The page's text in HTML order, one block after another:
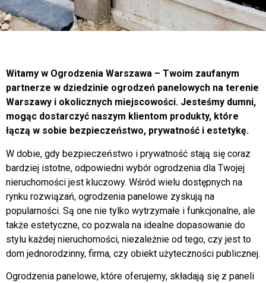
Witamy w Ogrodzenia Warszawa – Twoim zaufanym
partnerze w dziedzinie ogrodzeń panelowych na terenie
Warszawy i okolicznych miejscowości. Jesteśmy dumni,
mogąc dostarczyć naszym klientom produkty, które
łączą w sobie bezpieczeństwo, prywatność i estetykę.
W dobie, gdy bezpieczeństwo i prywatność stają się coraz
bardziej istotne, odpowiedni wybór ogrodzenia dla Twojej
nieruchomości jest kluczowy. Wśród wielu dostępnych na
rynku rozwiązań, ogrodzenia panelowe zyskują na
popularności. Są one nie tylko wytrzymałe i funkcjonalne, ale
także estetyczne, co pozwala na idealne dopasowanie do
stylu każdej nieruchomości, niezależnie od tego, czy jest to
dom jednorodzinny, firma, czy obiekt użyteczności publicznej.
Ogrodzenia panelowe, które oferujemy, składają się z paneli